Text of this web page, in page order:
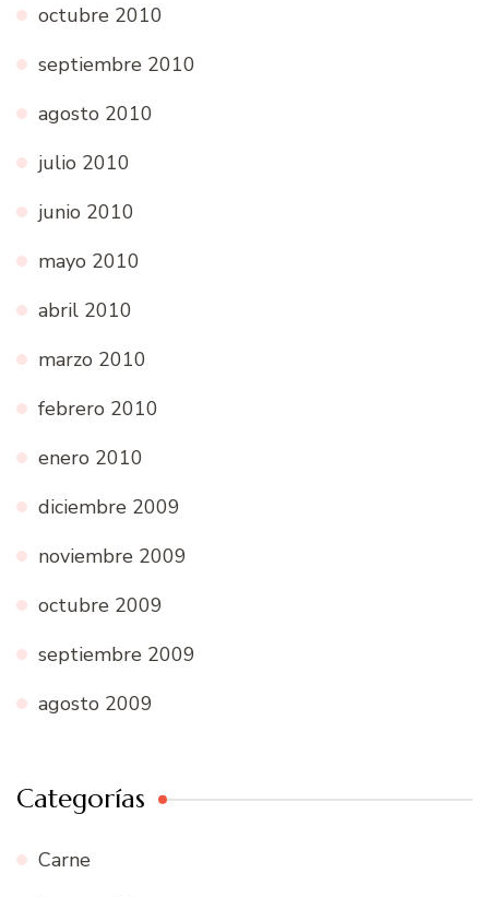
octubre 2010
septiembre 2010
agosto 2010
julio 2010
junio 2010
mayo 2010
abril 2010
marzo 2010
febrero 2010
enero 2010
diciembre 2009
noviembre 2009
octubre 2009
septiembre 2009
agosto 2009
Categorías
Carne